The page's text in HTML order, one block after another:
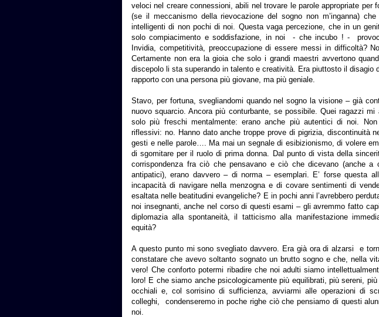
veloci nel creare connessioni, abili nel trovare le parole appropriate per
(se il meccanismo della rievocazione del sogno non m’inganna)
intelligenti di non pochi di noi. Questa vaga percezione, che in un
solo compiacimento e soddisfazione, in noi - che incubo ! -
Invidia, competitività, preoccupazione di essere messi in difficoltà?
Certamente non era la gioia che solo i grandi maestri avvertono
discepolo li sta superando in talento e creatività. Era piuttosto il disagio
rapporto con una persona più giovane, ma più geniale.
Stavo, per fortuna, svegliandomi quando nel sogno la visione – già
nuovo squarcio. Ancora più conturbante, se possibile. Quei ragazzi mi
solo più freschi mentalmente: erano anche più autentici di noi.
riflessivi: no. Hanno dato anche troppe prove di pigrizia, discontinuità
gesti e nelle parole…. Ma mai un segnale di esibizionismo, di volere
di sgomitare per il ruolo di prima donna. Dal punto di vista della
corrispondenza fra ciò che pensavano e ciò che dicevano (anche a
antipatici), erano davvero – di norma – esemplari. E’ forse questa
incapacità di navigare nella menzogna e di covare sentimenti di
esaltata nelle beatitudini evangeliche? E in pochi anni l’avrebbero
noi insegnanti, anche nel corso di questi esami – gli avremmo fatto
diplomazia alla spontaneità, il tatticismo alla manifestazione
equità?
A questo punto mi sono svegliato davvero. Era già ora di alzarsi e
constatare che avevo soltanto sognato un brutto sogno e che, nella
vero! Che conforto potermi ribadire che noi adulti siamo
loro! E che siamo anche psicologicamente più equilibrati, più sereni,
occhiali e, col sorrisino di sufficienza, avviarmi alle operazioni di
colleghi, condenseremo in poche righe ciò che pensiamo di questi
noi.